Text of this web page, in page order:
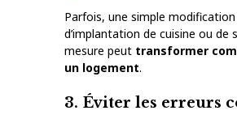
Parfois, une simple
d’implantation de cuisine ou de
mesure peut transformer
un logement.
3. Éviter les erreurs